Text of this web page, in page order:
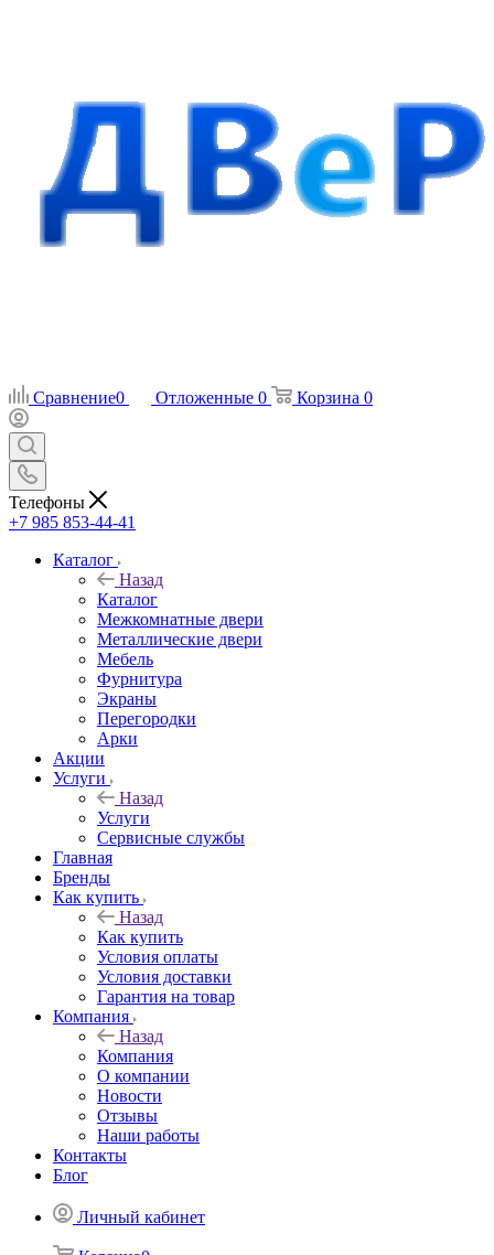
Сравнение0 Отложенные 0 Корзина 0
Телефоны
+7 985 853-44-41
Каталог
Назад
Каталог
Межкомнатные двери
Металлические двери
Мебель
Фурнитура
Экраны
Перегородки
Арки
Акции
Услуги
Назад
Услуги
Сервисные службы
Главная
Бренды
Как купить
Назад
Как купить
Условия оплаты
Условия доставки
Гарантия на товар
Компания
Назад
Компания
О компании
Новости
Отзывы
Наши работы
Контакты
Блог
Личный кабинет